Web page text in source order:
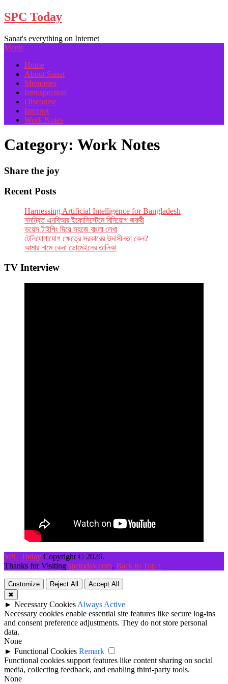
Skip
to
SPC Today
Sanat's everything on Internet
Menu
Home
About Sanat
Memories
Introspection
Discourse
Internet
Work Notes
Category: Work Notes
Share the joy
Recent Posts
Har­ness­ing Arti­fi­cial Intel­li­gence for Bangladesh
সমন্বিত এনবিআর ইকোসিস্টেমে বিনিয়োগ জরুরী
ভয়েস টাইপিং দিয়ে সহজে বাংলা লেখা
টেলিযোগাযোগ ক্ষেত্রে সরকারের উদাসীনতা কেন?
আমার নামে কেনা ডোমেইনের তালিকা
TV Interview
SPC Today Copyright © 2026.
Thanks for Visiting spctoday.com. Back to Top ↑
Customize Reject All
Accept All
✖
► Necessary Cookies Always Active
Necessary cookies enable essential site features like secure log-ins
and consent preference adjustments. They do not store personal
data.
None
► Functional Cookies Remark
Functional cookies support features like content sharing on social
media, collecting feedback, and enabling third-party tools.
None